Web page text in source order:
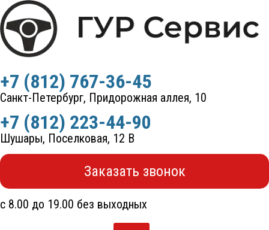
Перейти
к
содержимому
+7 (812) 767-36-45
Санкт-Петербург, Придорожная аллея, 10
+7 (812) 223-44-90
Шушары, Поселковая, 12 В
Заказать звонок
с 8.00 до 19.00 без выходных